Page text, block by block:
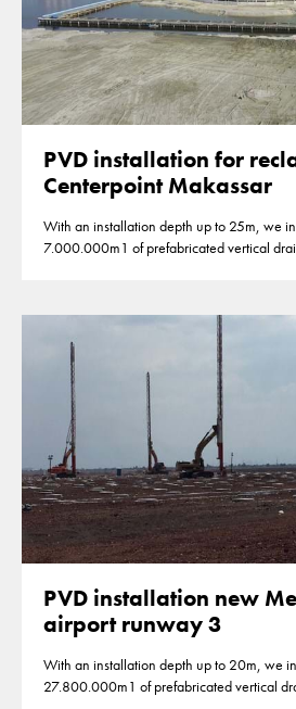
PVD installation for
Centerpoint Makassar
With an installation depth up to 25m, we
7.000.000m1 of prefabricated vertical
PVD installation new
airport runway 3
With an installation depth up to 20m, we
27.800.000m1 of prefabricated vertical